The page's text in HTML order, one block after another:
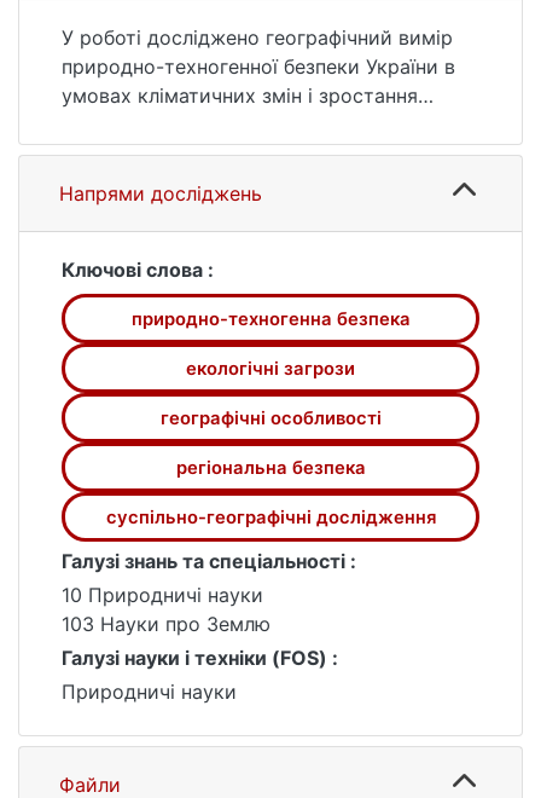
У роботі досліджено географічний вимір
природно-техногенної безпеки України в
умовах кліматичних змін і зростання
основні джерела ризиків у природному та
техногенному середовищах, оцінено
рівень безпеки в різних регіонах країни
довкілля. Особливу увагу приділено
виявленню територіальних особливостей
загроз і формуванню суспільно-
географічного механізму забезпечення
природно-техногенної безпеки. Результати
дослідження можуть бути використані для
вдосконалення державної та регіональної
екологічної політики.
Напрями досліджень
Ключові слова :
природно-техногенна безпека
екологічні загрози
географічні особливості
регіональна безпека
суспільно-географічні дослідження
Галузі знань та спеціальності :
10 Природничі науки
103 Науки про Землю
Галузі науки і техніки (FOS) :
Природничі науки
Файли